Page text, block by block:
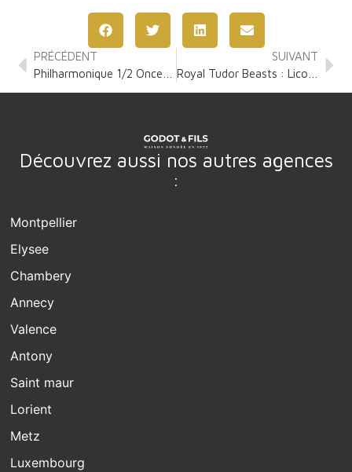
PRÉCÉDENT
SUIVANT
Découvrez aussi nos autres agences
:
Montpellier
Elysee
Chambery
Annecy
Valence
Antony
Saint maur
Lorient
Metz
Luxembourg